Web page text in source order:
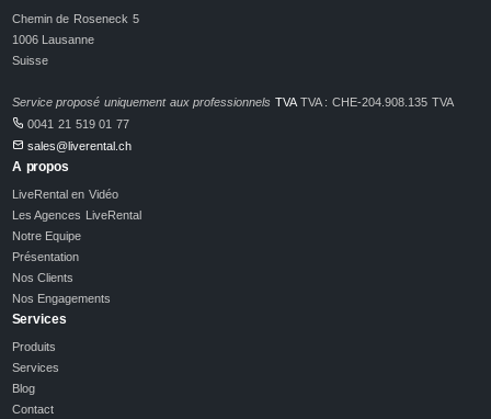
Chemin de Roseneck 5
1006 Lausanne
Suisse
Service proposé uniquement aux professionnels TVATVA : CHE-204.908.135 TVA
0041 21 519 01 77
sales@liverental.ch
A propos
LiveRental en Vidéo
Les Agences LiveRental
Notre Equipe
Présentation
Nos Clients
Nos Engagements
Services
Produits
Services
Blog
Contact